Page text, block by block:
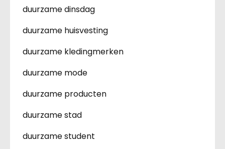
duurzame dinsdag
duurzame huisvesting
duurzame kledingmerken
duurzame mode
duurzame producten
duurzame stad
duurzame student